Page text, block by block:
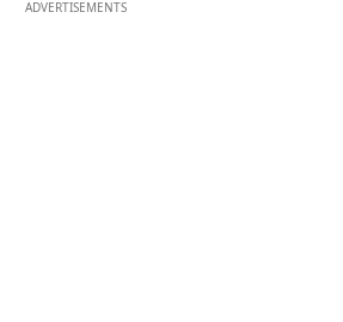
ADVERTISEMENTS